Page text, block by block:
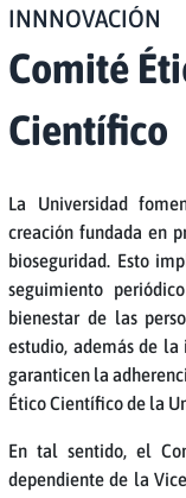
INNNOVACIÓN
Comité
Científico
La Universidad
creación fundada en
bioseguridad. Esto
seguimiento
bienestar de las
estudio, además de
garanticen la
Ético Científico de la
En tal sentido, el
dependiente de la